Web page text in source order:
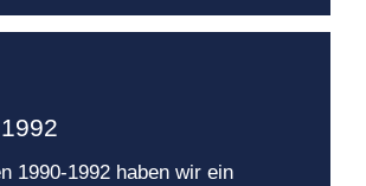
1990-1992 haben wir ein